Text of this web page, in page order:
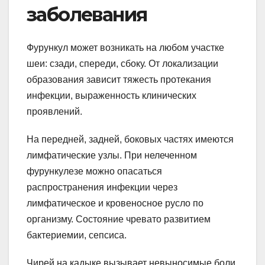
заболевания
Фурункул может возникать на любом участке
шеи: сзади, спереди, сбоку. От локализации
образования зависит тяжесть протекания
инфекции, выраженность клинических
проявлений.
На передней, задней, боковых частях имеются
лимфатические узлы. При нелеченном
фурункулезе можно опасаться
распространения инфекции через
лимфатическое и кровеносное русло по
организму. Состояние чревато развитием
бактериемии, сепсиса.